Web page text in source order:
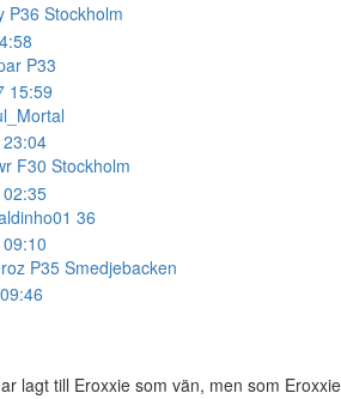
P36 Stockholm
P33
15:59
F30 Stockholm
36
P35 Smedjebacken
lagt till Eroxxie som vän, men som